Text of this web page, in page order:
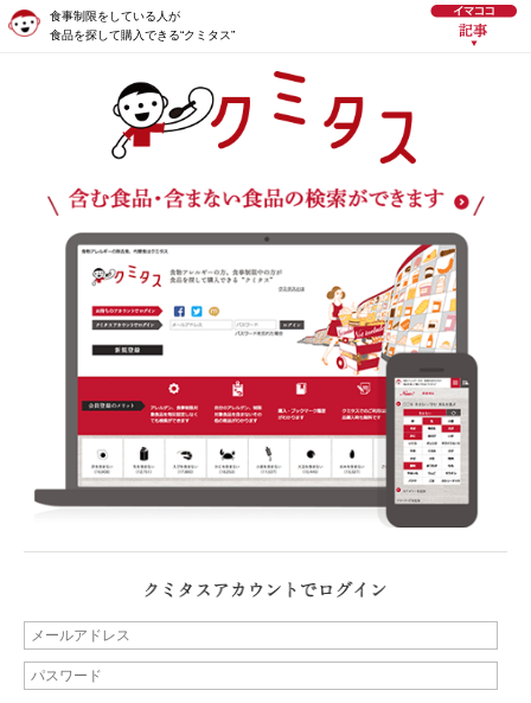
食事制限をしている人が
食品を探して購入できる“クミタス”